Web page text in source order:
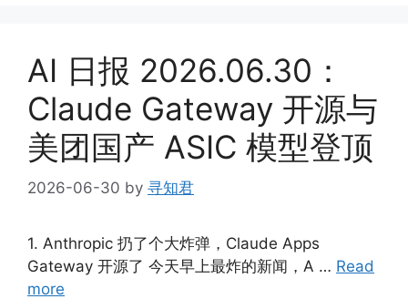
AI 日报 2026.06.30：
Claude Gateway 开源与
美团国产 ASIC 模型登顶
2026-06-30 by 寻知君
1. Anthropic 扔了个大炸弹，Claude Apps
Gateway 开源了 今天早上最炸的新闻，A … Read
more